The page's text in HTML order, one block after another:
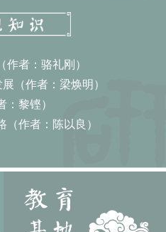
者：骆礼刚）
（作者：梁焕明）
黎铿）
作者：陈以良）